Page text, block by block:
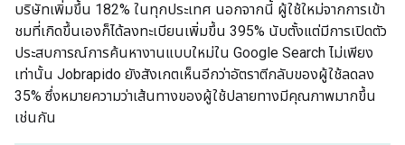
บริษัทเพิ่มขึ้น 182% ในทุกประเทศ นอกจากนี้ ผู้ใช้ใหม่จากการเข้า
ชมที่เกิดขึ้นเองก็ได้ลงทะเบียนเพิ่มขึ้น 395% นับตั้งแต่มีการเปิดตัว
ประสบการณ์การค้นหางานแบบใหม่ใน Google Search ไม่เพียง
เท่านั้น Jobrapido ยังสังเกตเห็นอีกว่าอัตราตีกลับของผู้ใช้ลดลง
35% ซึ่งหมายความว่าเส้นทางของผู้ใช้ปลายทางมีคุณภาพมากขึ้น
เช่นกัน